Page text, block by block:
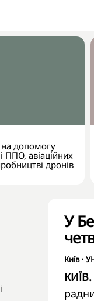
на допомогу
ППО, авіаційних
дронів
У
Київ•